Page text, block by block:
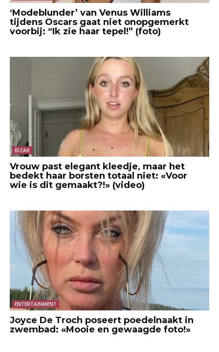
‘Modeblunder’ van Venus Williams
tijdens Oscars gaat niet onopgemerkt
voorbij: “Ik zie haar tepel!” (foto)
BIZAR
Vrouw past elegant kleedje, maar het
bedekt haar borsten totaal niet: «Voor
wie is dit gemaakt?!» (video)
ENTERTAINMENT
Joyce De Troch poseert poedelnaakt in
zwembad: «Mooie en gewaagde foto!»